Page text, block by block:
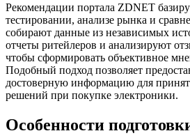
Рекомендации портала ZDNET
тестировании, анализе рынка и
собирают данные из независимых
отчеты ритейлеров и анализируют
чтобы сформировать объективное
Подобный подход позволяет
достоверную информацию для
решений при покупке электроники.
Особенности